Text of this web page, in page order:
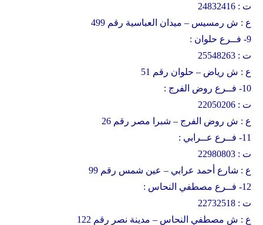
ت : 24832416
ع : ش رمسيس – ميدان العباسية رقم 499
9- فــرع حلوان :
ت : 25548263
ع : ش رياض – حلوان رقم 51
10- فــرع روض الفرج :
ت : 22050206
ع : ش روض الفرج – شبرا مصر رقم 26
11- فــرع عــرابي :
ت : 22980803
ع : شارع أحمد عرابي – عين شمس رقم 99
12- فــرع مصطفي النحاس :
ت : 22732518
ع : ش مصطفي النحاس – مدينة نصر رقم 122